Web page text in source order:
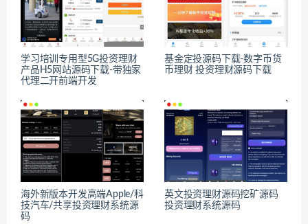
学习培训专用型5G投资理财
产品H5网站源码下载-带独家
代理二开前端开发
基金定投源码下载-数字币货
币理财 投资理财源码下载
海外新版本开发高端Apple/科
技汽车/共享投资理财系统源
码
英文投资理财源码挖矿源码
投资理财系统源码